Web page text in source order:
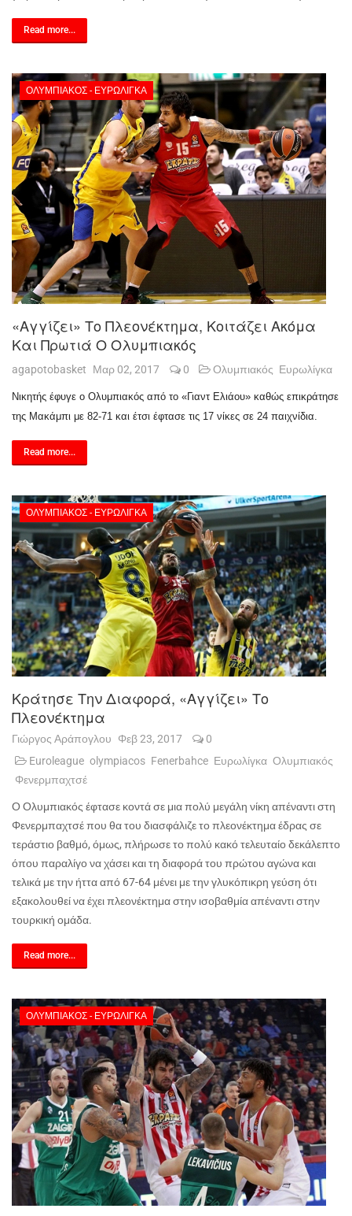
Read more...
ΟΛΥΜΠΙΑΚΌΣ - ΕΥΡΩΛΊΓΚΑ
«Αγγίζει» Το Πλεονέκτημα, Κοιτάζει Ακόμα
Και Πρωτιά Ο Ολυμπιακός
agapotobasket Μαρ 02, 2017 0 Ολυμπιακός Ευρωλίγκα
Νικητής έφυγε ο Ολυμπιακός από το «Γιαντ Ελιάου» καθώς επικράτησε
της Μακάμπι με 82-71 και έτσι έφτασε τις 17 νίκες σε 24 παιχνίδια.
Read more...
ΟΛΥΜΠΙΑΚΌΣ - ΕΥΡΩΛΊΓΚΑ
Κράτησε Την Διαφορά, «αγγίζει» Το
Πλεονέκτημα
Γιώργος Αράπογλου Φεβ 23, 2017
0
Euroleague olympiacos Fenerbahce Ευρωλίγκα Ολυμπιακός
Φενερμπαχτσέ
Ο Ολυμπιακός έφτασε κοντά σε μια πολύ μεγάλη νίκη απέναντι στη
Φενερμπαχτσέ που θα του διασφάλιζε το πλεονέκτημα έδρας σε
τεράστιο βαθμό, όμως, πλήρωσε το πολύ κακό τελευταίο δεκάλεπτο
όπου παραλίγο να χάσει και τη διαφορά του πρώτου αγώνα και
τελικά με την ήττα από 67-64 μένει με την γλυκόπικρη γεύση ότι
εξακολουθεί να έχει πλεονέκτημα στην ισοβαθμία απέναντι στην
τουρκική ομάδα.
Read more...
ΟΛΥΜΠΙΑΚΌΣ - ΕΥΡΩΛΊΓΚΑ